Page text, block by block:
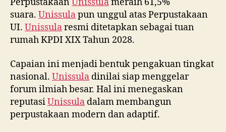
Perpustakaan Unissulameraih 61,5%
suara. Unissulapun unggul atas Perpustakaan
UI. Unissularesmi ditetapkan sebagai tuan
rumah KPDI XIX Tahun 2028.
Capaian ini menjadi bentuk pengakuan tingkat
nasional. Unissula dinilai siap menggelar
forum ilmiah besar. Hal ini menegaskan
reputasiUnissula dalam membangun
perpustakaan modern dan adaptif.